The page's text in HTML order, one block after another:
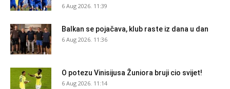
6 Aug 2026. 11:39
Balkan se pojačava, klub raste iz dana u dan
6 Aug 2026. 11:36
O potezu Vinisijusa Žuniora bruji cio svijet!
6 Aug 2026. 11:14